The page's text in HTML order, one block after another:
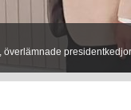
överlämnade